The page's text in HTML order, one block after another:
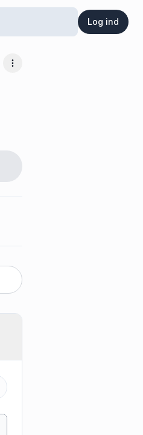
Log ind
Flere muligheder